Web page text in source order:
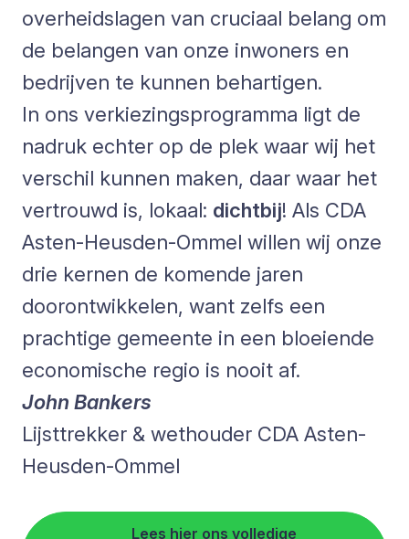
overheidslagen van cruciaal belang om
de belangen van onze inwoners en
bedrijven te kunnen behartigen.
In ons verkiezingsprogramma ligt de
nadruk echter op de plek waar wij het
verschil kunnen maken, daar waar het
vertrouwd is, lokaal: dichtbij! Als CDA
Asten-Heusden-Ommel willen wij onze
drie kernen de komende jaren
doorontwikkelen, want zelfs een
prachtige gemeente in een bloeiende
economische regio is nooit af.
John Bankers
Lijsttrekker & wethouder CDA Asten-
Heusden-Ommel
Lees hier ons volledige